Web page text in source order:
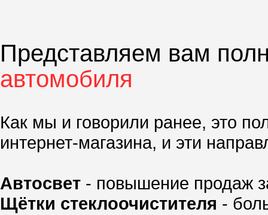
Представляем вам
автомобиля
Как мы и говорили ранее, это
интернет-магазина, и эти
Автосвет - повышение продаж
Щётки стеклоочистителя -